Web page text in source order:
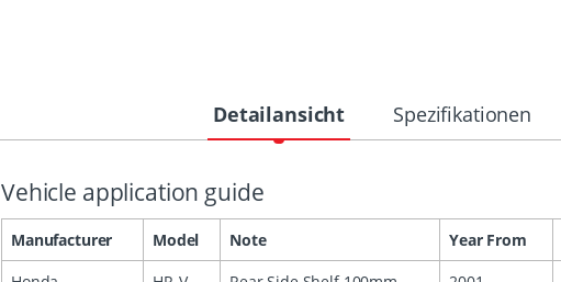
Detailansicht Spezifikationen
Vehicle application guide
Manufacturer Model Note Year From